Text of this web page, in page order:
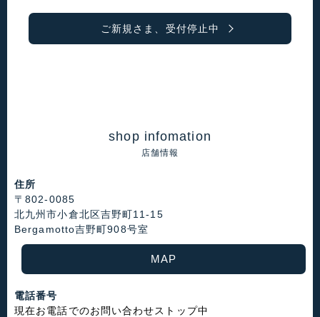
ご新規さま、受付停止中
shop infomation
店舗情報
住所
〒802-0085
北九州市小倉北区吉野町11-15
Bergamotto吉野町908号室
MAP
電話番号
現在お電話でのお問い合わせストップ中